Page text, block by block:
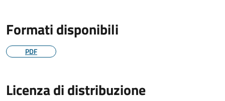
Formati disponibili
PDF
Licenza di distribuzione